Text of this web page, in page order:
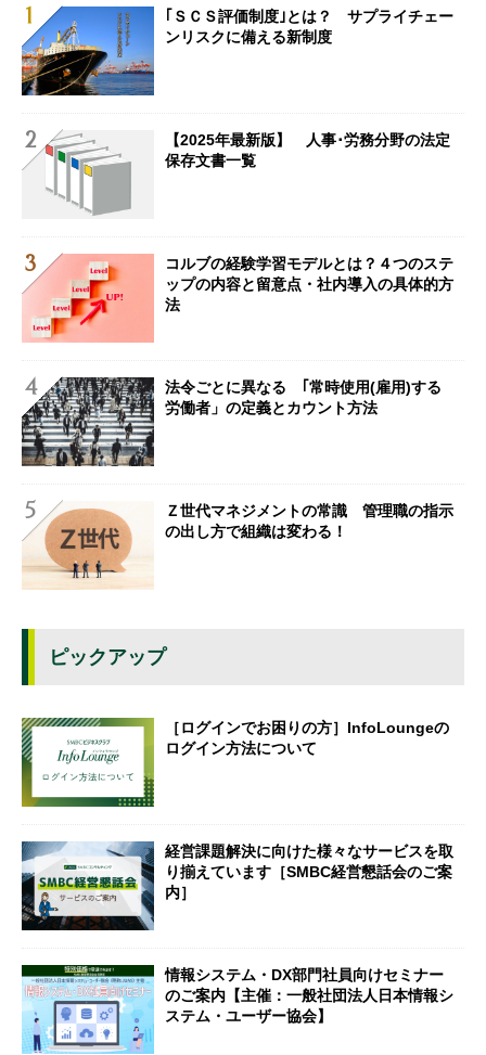
｢ＳＣＳ評価制度｣とは？ サプライチェー
ンリスクに備える新制度
【2025年最新版】 人事･労務分野の法定
保存文書一覧
コルブの経験学習モデルとは？４つのステ
ップの内容と留意点・社内導入の具体的方
法
法令ごとに異なる ｢常時使用(雇用)する
労働者」の定義とカウント方法
Ｚ世代マネジメントの常識 管理職の指示
の出し方で組織は変わる！
ピックアップ
［ログインでお困りの方］InfoLoungeの
ログイン方法について
経営課題解決に向けた様々なサービスを取
り揃えています［SMBC経営懇話会のご案
内］
情報システム・DX部門社員向けセミナー
のご案内【主催：一般社団法人日本情報シ
ステム・ユーザー協会】